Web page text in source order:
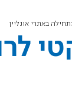
באתרי אונליין